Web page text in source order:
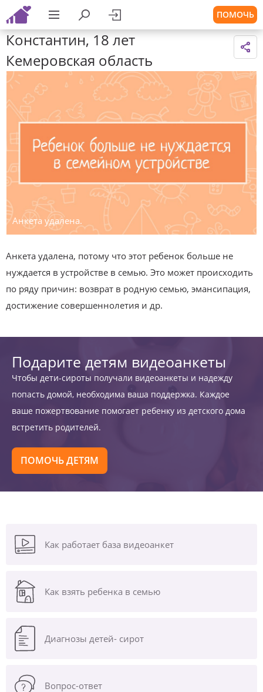
ПОМОЧЬ
Константин, 18 лет
Кемеровская область
Анкета удалена.
Анкета удалена, потому что этот ребенок больше не
нуждается в устройстве в семью. Это может происходить
по ряду причин: возврат в родную семью, эмансипация,
достижение совершеннолетия и др.
Подарите детям видеоанкеты
Чтобы дети-сироты получали видеоанкеты и надежду
попасть домой, необходима ваша поддержка. Каждое
ваше пожертвование помогает ребенку из детского дома
встретить родителей.
ПОМОЧЬ ДЕТЯМ
Как работает база видеоанкет
Как взять ребенка в семью
Диагнозы детей- сирот
Вопрос-ответ